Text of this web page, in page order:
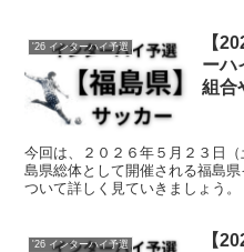
'26 インターハイ予選
【
ーハ
組合
今回は、２０２６年５月２３日
島県総体として開催される福島
ついて詳しく見ていきましょう
'26 インターハイ予選
【